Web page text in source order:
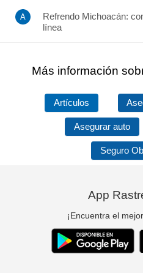
Refrendo Michoacán:
línea
Más información
Artículos
Asegurar auto
Seguro
App
¡Encuentra el